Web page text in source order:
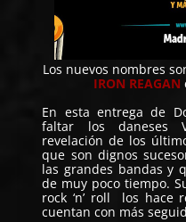
Los nuevos nombres
IRON REAGAN
En esta entrega de
faltar los daneses
revelación de los
que son dignos
las grandes bandas y
de muy poco tiempo.
rock ‘n’ roll los hace
cuentan con más